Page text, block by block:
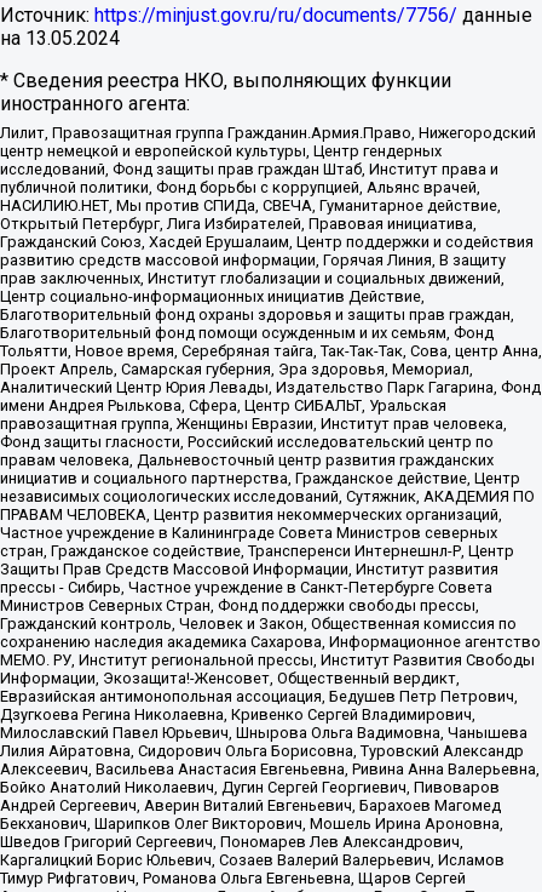
Источник: https://minjust.gov.ru/ru/documents/7756/ данные
на 13.05.2024
* Сведения реестра НКО, выполняющих функции
иностранного агента:
Лилит, Правозащитная группа Гражданин.Армия.Право, Нижегородский
центр немецкой и европейской культуры, Центр гендерных
исследований, Фонд защиты прав граждан Штаб, Институт права и
публичной политики, Фонд борьбы с коррупцией, Альянс врачей,
НАСИЛИЮ.НЕТ, Мы против СПИДа, СВЕЧА, Гуманитарное действие,
Открытый Петербург, Лига Избирателей, Правовая инициатива,
Гражданский Союз, Хасдей Ерушалаим, Центр поддержки и содействия
развитию средств массовой информации, Горячая Линия, В защиту
прав заключенных, Институт глобализации и социальных движений,
Центр социально-информационных инициатив Действие,
Благотворительный фонд охраны здоровья и защиты прав граждан,
Благотворительный фонд помощи осужденным и их семьям, Фонд
Тольятти, Новое время, Серебряная тайга, Так-Так-Так, Сова, центр Анна,
Проект Апрель, Самарская губерния, Эра здоровья, Мемориал,
Аналитический Центр Юрия Левады, Издательство Парк Гагарина, Фонд
имени Андрея Рылькова, Сфера, Центр СИБАЛЬТ, Уральская
правозащитная группа, Женщины Евразии, Институт прав человека,
Фонд защиты гласности, Российский исследовательский центр по
правам человека, Дальневосточный центр развития гражданских
инициатив и социального партнерства, Гражданское действие, Центр
независимых социологических исследований, Сутяжник, АКАДЕМИЯ ПО
ПРАВАМ ЧЕЛОВЕКА, Центр развития некоммерческих организаций,
Частное учреждение в Калининграде Совета Министров северных
стран, Гражданское содействие, Трансперенси Интернешнл-Р, Центр
Защиты Прав Средств Массовой Информации, Институт развития
прессы - Сибирь, Частное учреждение в Санкт-Петербурге Совета
Министров Северных Стран, Фонд поддержки свободы прессы,
Гражданский контроль, Человек и Закон, Общественная комиссия по
сохранению наследия академика Сахарова, Информационное агентство
МЕМО. РУ, Институт региональной прессы, Институт Развития Свободы
Информации, Экозащита!-Женсовет, Общественный вердикт,
Евразийская антимонопольная ассоциация, Бедушев Петр Петрович,
Дзугкоева Регина Николаевна, Кривенко Сергей Владимирович,
Милославский Павел Юрьевич, Шнырова Ольга Вадимовна, Чанышева
Лилия Айратовна, Сидорович Ольга Борисовна, Туровский Александр
Алексеевич, Васильева Анастасия Евгеньевна, Ривина Анна Валерьевна,
Бойко Анатолий Николаевич, Дугин Сергей Георгиевич, Пивоваров
Андрей Сергеевич, Аверин Виталий Евгеньевич, Барахоев Магомед
Бекханович, Шарипков Олег Викторович, Мошель Ирина Ароновна,
Шведов Григорий Сергеевич, Пономарев Лев Александрович,
Каргалицкий Борис Юльевич, Созаев Валерий Валерьевич, Исламов
Тимур Рифгатович, Романова Ольга Евгеньевна, Щаров Сергей